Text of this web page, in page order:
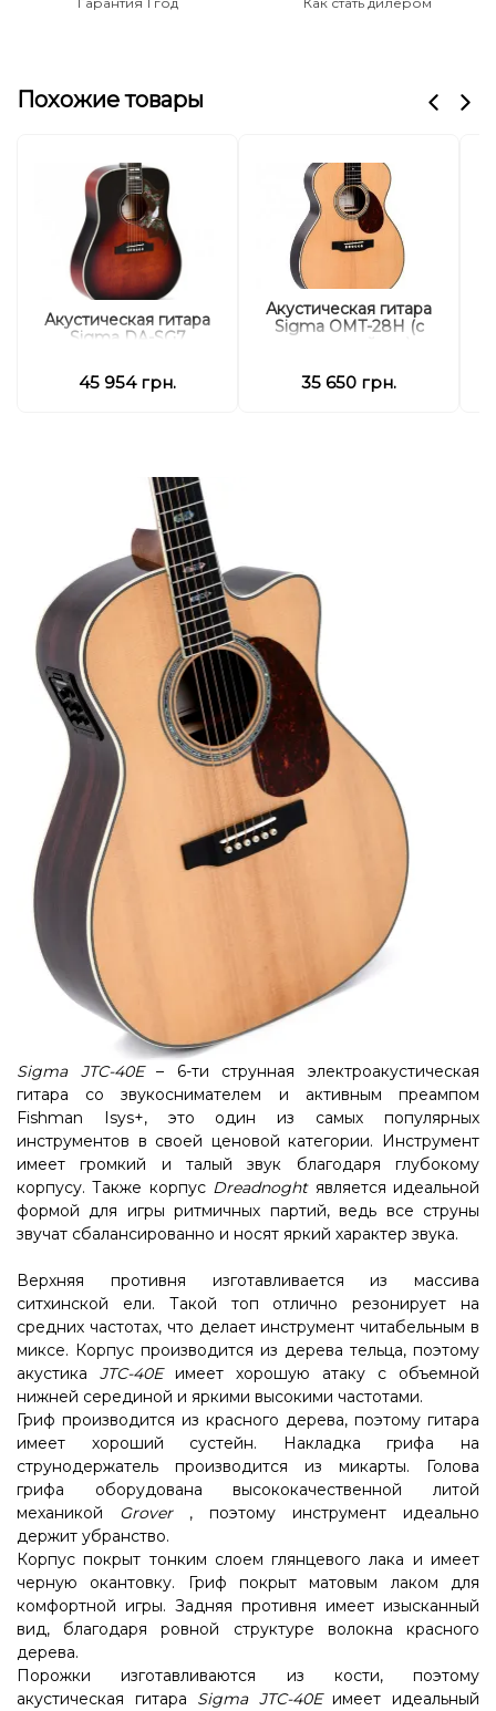
Похожие товары
Акустическая гитара
Sigma DA-SG7
45 954 грн.
Акустическая гитара
Sigma OMT-28H (с
35 650 грн.
Sigma JTC-40E– 6-ти струнная электроакустическая
гитара со звукоснимателем и активным преампом
Fishman Isys+, это один из самых популярных
инструментов в своей ценовой категории. Инструмент
имеет громкий и талый звук благодаря глубокому
корпусу. Также корпус Dreadnoghtявляется идеальной
формой для игры ритмичных партий, ведь все струны
звучат сбалансированно и носят яркий характер звука.
Верхняя противня изготавливается из массива
ситхинской ели. Такой топ отлично резонирует на
средних частотах, что делает инструмент читабельным в
миксе. Корпус производится из дерева тельца, поэтому
акустика JTC-40Eимеет хорошую атаку с объемной
нижней серединой и яркими высокими частотами.
Гриф производится из красного дерева, поэтому гитара
имеет хороший сустейн. Накладка грифа на
струнодержатель производится из микарты. Голова
грифа оборудована высококачественной литой
механикой Grover, поэтому инструмент идеально
держит убранство.
Корпус покрыт тонким слоем глянцевого лака и имеет
черную окантовку. Гриф покрыт матовым лаком для
комфортной игры. Задняя противня имеет изысканный
вид, благодаря ровной структуре волокна красного
дерева.
Порожки изготавливаются из кости, поэтому
акустическая гитара Sigma JTC-40Eимеет идеальный